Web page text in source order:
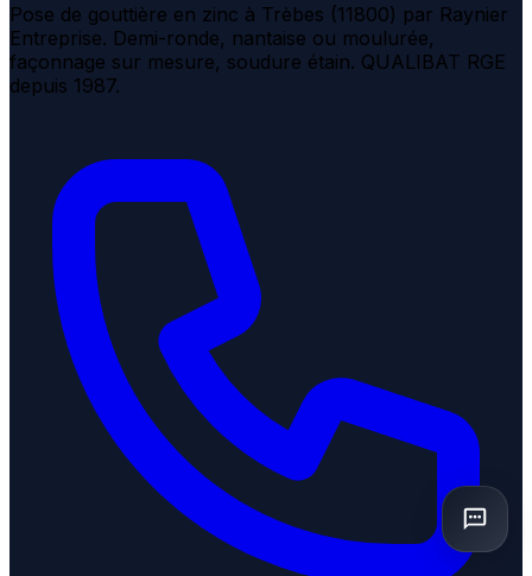
Pose de gouttière en zinc à Trèbes (11800) par Raynier
Entreprise. Demi-ronde, nantaise ou moulurée,
façonnage sur mesure, soudure étain. QUALIBAT RGE
depuis 1987.